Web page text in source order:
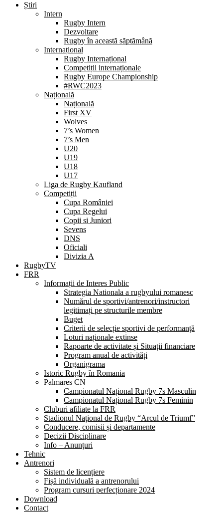
Știri
Intern
Rugby Intern
Dezvoltare
Rugby în această săptămână
Internațional
Rugby Internațional
Competiții internaționale
Rugby Europe Championship
#RWC2023
Națională
Națională
First XV
Wolves
7’s Women
7’s Men
U20
U19
U18
U17
Liga de Rugby Kaufland
Competiții
Cupa României
Cupa Regelui
Copii si Juniori
Sevens
DNS
Oficiali
Divizia A
RugbyTV
FRR
Informații de Interes Public
Strategia Nationala a rugbyului romanesc
Numărul de sportivi/antrenori/instructori
legitimați pe structurile membre
Buget
Criterii de selecție sportivi de performanță
Loturi naționale extinse
Rapoarte de activitate și Situații financiare
Program anual de activități
Organigrama
Istoric Rugby în Romania
Palmares CN
Campionatul Național Rugby 7s Masculin
Campionatul Național Rugby 7s Feminin
Cluburi afiliate la FRR
Stadionul Național de Rugby “Arcul de Triumf”
Conducere, comisii și departamente
Decizii Disciplinare
Info – Anunțuri
Tehnic
Antrenori
Sistem de licențiere
Fișă individuală a antrenorului
Program cursuri perfecționare 2024
Download
Contact